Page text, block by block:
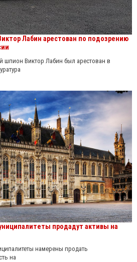
Лабин арестован по подозрению
шпион Виктор Лабин был арестован в
продадут активы на
намерены продать
на